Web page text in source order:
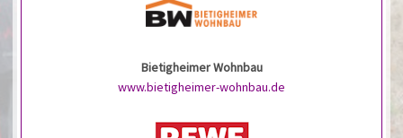
Bietigheimer Wohnbau
www.bietigheimer-wohnbau.de